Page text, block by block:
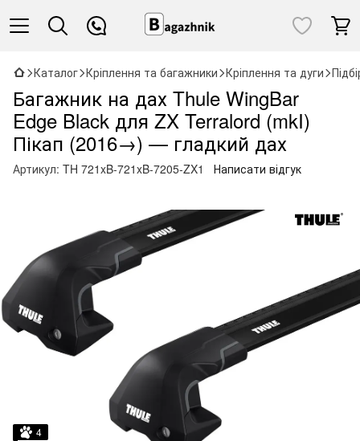
Каталог Кріплення та багажники Кріплення та дуги
Багажник на дах Thule WingBar
Edge Black для ZX Terralord (mkI)
Пікап (2016→) — гладкий дах
Артикул: TH 721xB-721xB-7205-ZX1 Написати відгук
4